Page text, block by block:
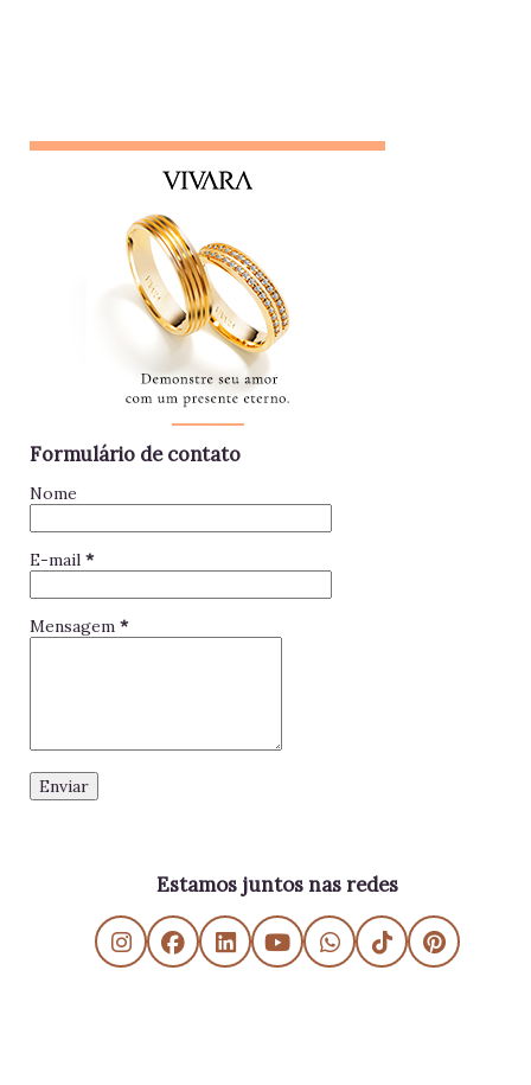
e está sempre metida em confusões. Colegas assim
raramente contribuem para a equipe - mantenha distância e
foque no seu trabalho. Impac...
Formulário de contato
Nome
E-mail *
Mensagem *
Estamos juntos nas redes